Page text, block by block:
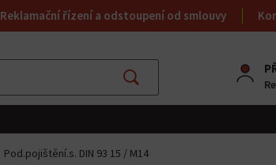
Reklamační řízení a odstoupení od smlouvy
Najít
Pod.pojištění.s. DIN 93 15 / M14